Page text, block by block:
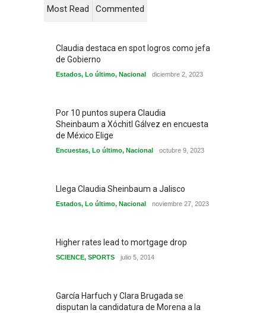
Most Read Commented
Claudia destaca en spot logros como jefa
de Gobierno
Estados, Lo último, Nacional diciembre 2, 2023
Por 10 puntos supera Claudia
Sheinbaum a Xóchitl Gálvez en encuesta
de México Elige
Encuestas, Lo último, Nacional octubre 9, 2023
Llega Claudia Sheinbaum a Jalisco
Estados, Lo último, Nacional noviembre 27, 2023
Higher rates lead to mortgage drop
SCIENCE, SPORTS julio 5, 2014
García Harfuch y Clara Brugada se
disputan la candidatura de Morena a la